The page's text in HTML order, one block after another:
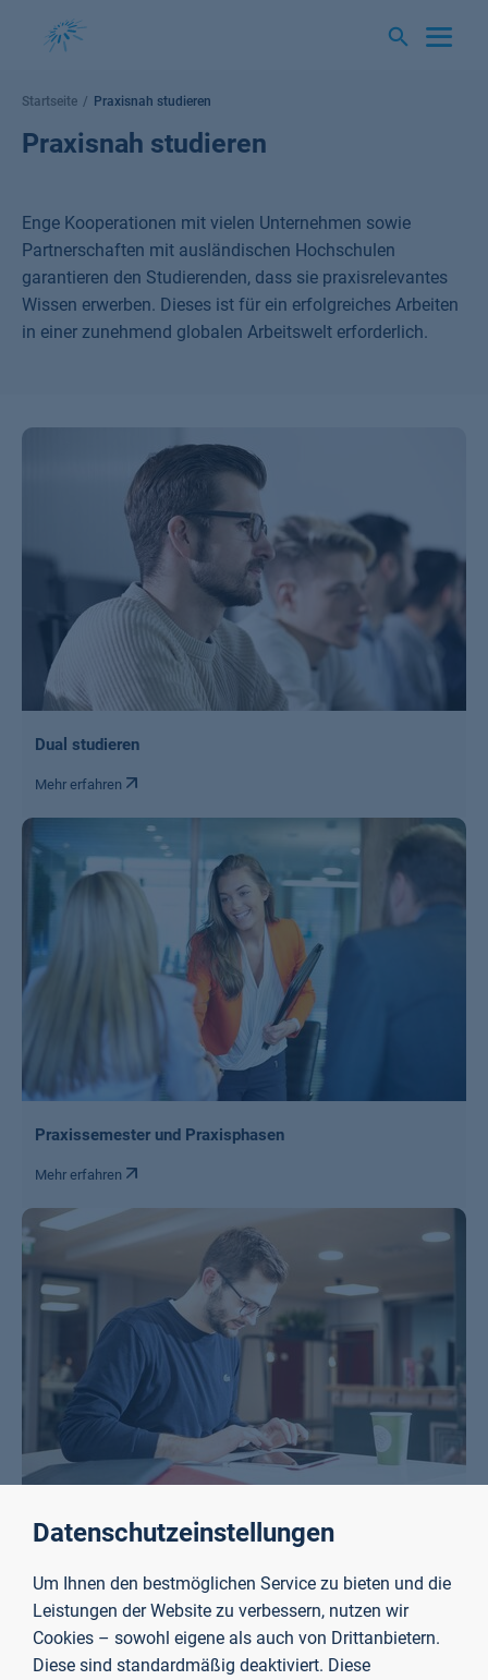
Startseite Praxisnah studieren
Praxisnah studieren
Enge Kooperationen mit vielen Unternehmen sowie
Partnerschaften mit ausländischen Hochschulen
garantieren den Studierenden, dass sie praxisrelevantes
Wissen erwerben. Dieses ist für ein erfolgreiches Arbeiten
in einer zunehmend globalen Arbeitswelt erforderlich.
Dual studieren
Mehr erfahren
Praxissemester und Praxisphasen
Mehr erfahren
Auslandspraktikum
Datenschutzeinstellungen
Um Ihnen den bestmöglichen Service zu bieten und die
Leistungen der Website zu verbessern, nutzen wir
Cookies – sowohl eigene als auch von Drittanbietern.
Diese sind standardmäßig deaktiviert. Diese